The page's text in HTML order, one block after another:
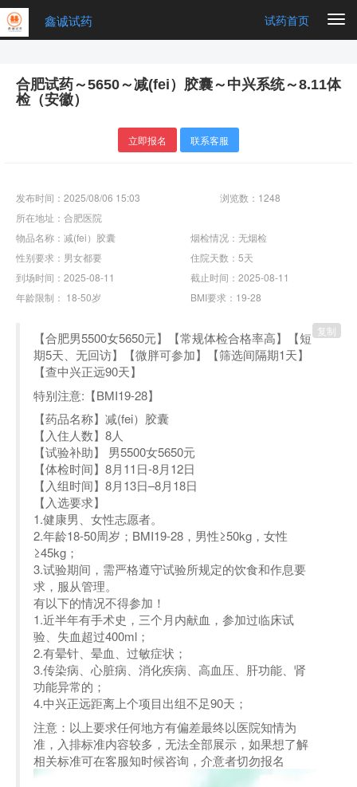
鑫诚试药 试药首页
合肥试药～5650～减(fei）胶囊～中兴系统～8.11体
检（安徽）
立即报名 联系客服
发布时间：2025/08/06 15:03
浏览数：1248
所在地址：合肥医院
物品名称：减(fei）胶囊
烟检情况：无烟检
性别要求：男女都要
住院天数：5天
到场时间：2025-08-11
截止时间：2025-08-11
年龄限制： 18-50岁
BMI要求：19-28
【合肥男5500女5650元】【常规体检合格率高】【短
期5天、无回访】【微胖可参加】【筛选间隔期1天】
【查中兴正远90天】
特别注意:【BMI19-28】
【药品名称】减(fei）胶囊
【入住人数】8人
【试验补助】 男5500女5650元
【体检时间】8月11日-8月12日
【入组时间】8月13日–8月18日
【入选要求】
1.健康男、女性志愿者。
2.年龄18-50周岁；BMI19-28，男性≥50kg，女性
≥45kg；
3.试验期间，需严格遵守试验所规定的饮食和作息要
求，服从管理。
有以下的情况不得参加！
1.近半年有手术史，三个月内献血，参加过临床试
验、失血超过400ml；
2.有晕针、晕血、过敏症状；
3.传染病、心脏病、消化疾病、高血压、肝功能、肾
功能异常的；
4.中兴正远距离上个项目出组不足90天；
注意：以上要求任何地方有偏差最终以医院知情为
准，入排标准内容较多，无法全部展示，如果想了解
相关标准可在客服知时候咨询，介意者切勿报名
复制